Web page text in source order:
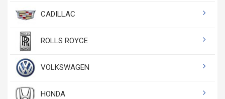
CADILLAC
ROLLS ROYCE
VOLKSWAGEN
HONDA